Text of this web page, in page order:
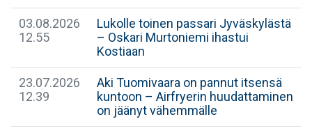
03.08.2026
12.55
Lukolle toinen passari Jyväskylästä
– Oskari Murtoniemi ihastui
Kostiaan
23.07.2026
12.39
Aki Tuomivaara on pannut itsensä
kuntoon – Airfryerin huudattaminen
on jäänyt vähemmälle